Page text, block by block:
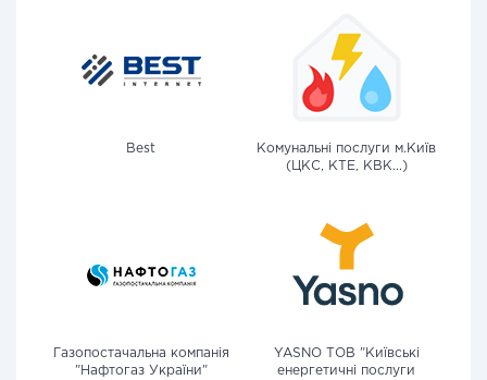
Best
Комунальні послуги м.Київ
(ЦКС, КТЕ, КВК...)
Газопостачальна компанія
"Нафтогаз України"
YASNO ТОВ "Київські
енергетичні послуги